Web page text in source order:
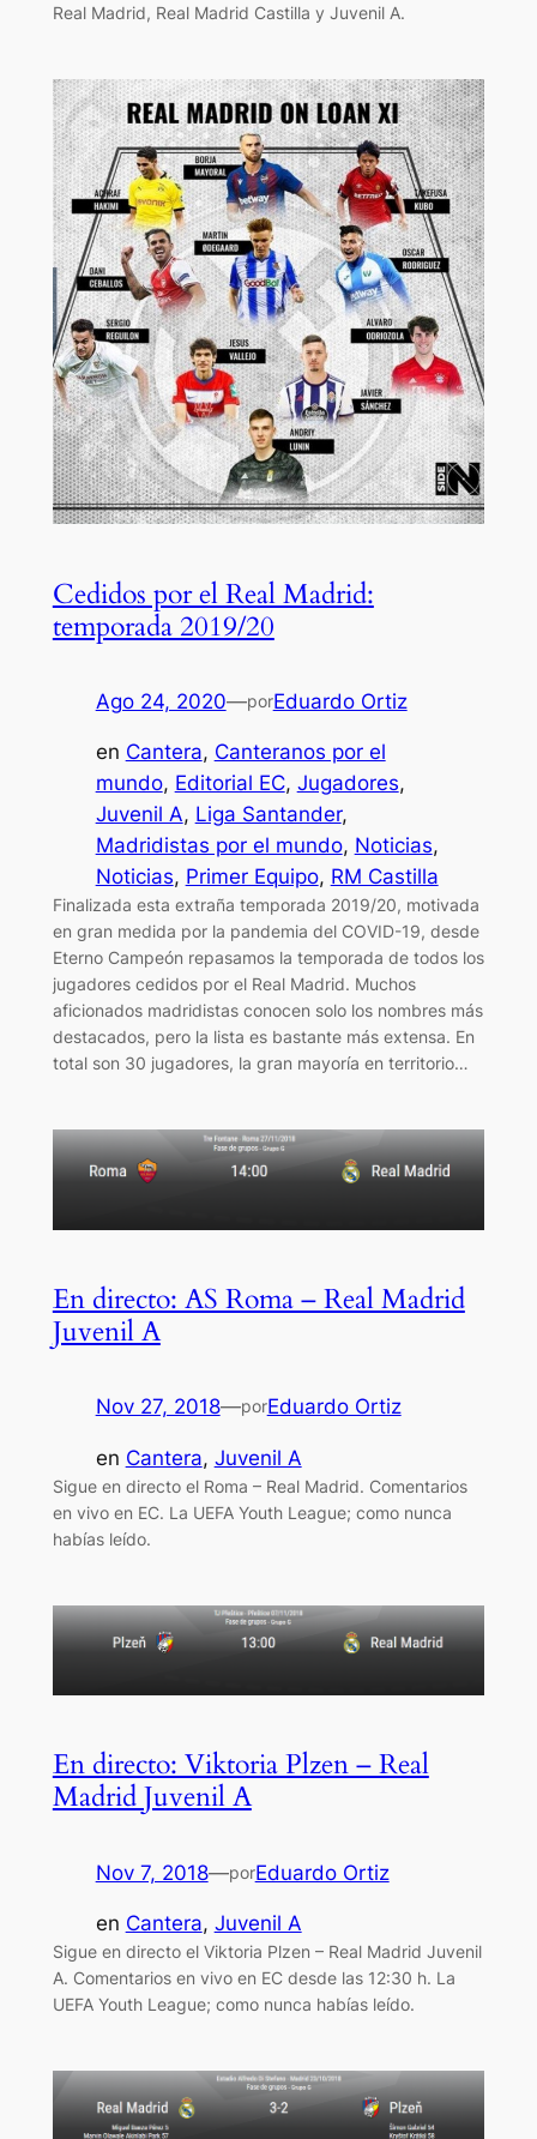
Real Madrid, Real Madrid Castilla y Juvenil A.
Cedidos por el Real Madrid:
temporada 2019/20
Ago 24, 2020—porEduardo Ortiz
en Cantera, Canteranos por el
mundo, Editorial EC, Jugadores
Juvenil A, Liga Santander
Madridistas por el mundo, Noticias
Noticias, Primer Equipo, RM Castilla
Finalizada esta extraña temporada 2019/20, motivada
en gran medida por la pandemia del COVID-19, desde
Eterno Campeón repasamos la temporada de todos los
jugadores cedidos por el Real Madrid. Muchos
aficionados madridistas conocen solo los nombres más
destacados, pero la lista es bastante más extensa. En
total son 30 jugadores, la gran mayoría en territorio…
En directo: AS Roma – Real Madrid
Juvenil A
Nov 27, 2018—porEduardo Ortiz
en Cantera, Juvenil A
Sigue en directo el Roma – Real Madrid. Comentarios
en vivo en EC. La UEFA Youth League; como nunca
habías leído.
En directo: Viktoria Plzen – Real
Madrid Juvenil A
Nov 7, 2018—porEduardo Ortiz
en Cantera, Juvenil A
Sigue en directo el Viktoria Plzen – Real Madrid Juvenil
A. Comentarios en vivo en EC desde las 12:30 h. La
UEFA Youth League; como nunca habías leído.